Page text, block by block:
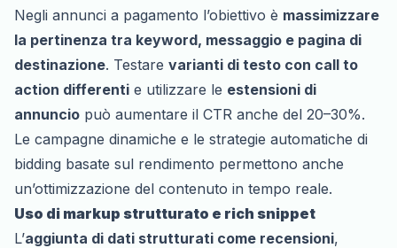
Negli annunci a pagamento l’obiettivo è massimizzare
la pertinenza tra keyword, messaggio e pagina di
destinazione. Testare varianti di testo con call to
action differenti e utilizzare le estensioni di
annuncio può aumentare il CTR anche del 20–30%.
Le campagne dinamiche e le strategie automatiche di
bidding basate sul rendimento permettono anche
un’ottimizzazione del contenuto in tempo reale.
Uso di markup strutturato e rich snippet
L’aggiunta di dati strutturati come recensioni,